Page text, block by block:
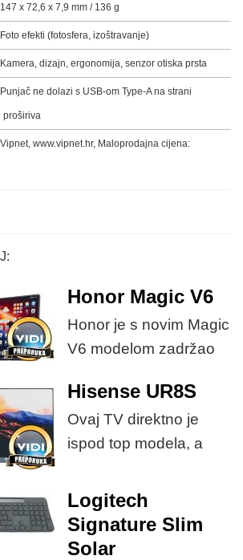
147 x 72,6 x 7,9 mm / 136 g
Foto efekti (fotosfera, izoštravanje)
Kamera, dizajn, ergonomija, senzor otiska prsta
Punjač ne dolazi s USB-om Type-A na strani
proširiva
Vipnet, www.vipnet.hr, Maloprodajna cijena:
Honor Magic V6
Honor je s novim Magic
V6 modelom zadržao
specifikacije, no
istovremeno
implementirao
ključne svakom
korisniku.
Hisense UR8S
Ovaj TV direktno je
ispod top modela, a
male ustupke možete
osjetno uštedjeti pri
kupnji.
Logitech
Signature Slim
Solar